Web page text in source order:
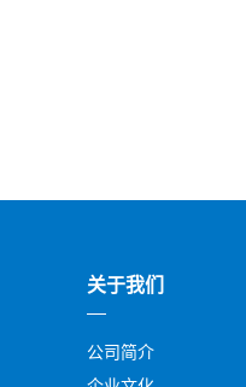
关于我们
公司简介